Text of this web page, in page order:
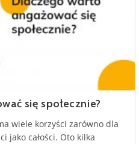
się społecznie?
wiele korzyści zarówno dla
jako całości. Oto kilka